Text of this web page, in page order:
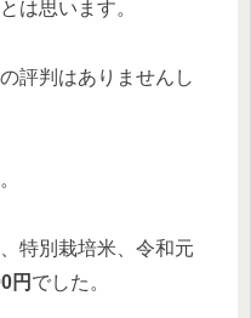
は思います。
評判はありませんし
特別栽培米、令和元
円 でした。